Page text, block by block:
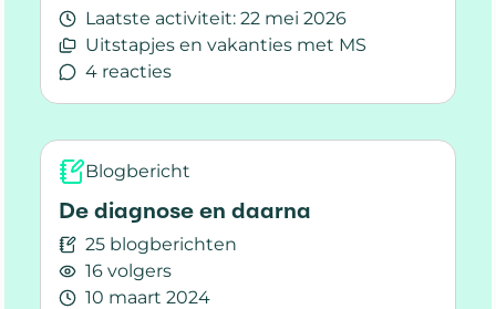
Laatste activiteit: 22 mei 2026
Uitstapjes en vakanties met MS
4 reacties
Lees meer over Vliegreis
Blogbericht
De diagnose en daarna
25 blogberichten
16 volgers
10 maart 2024